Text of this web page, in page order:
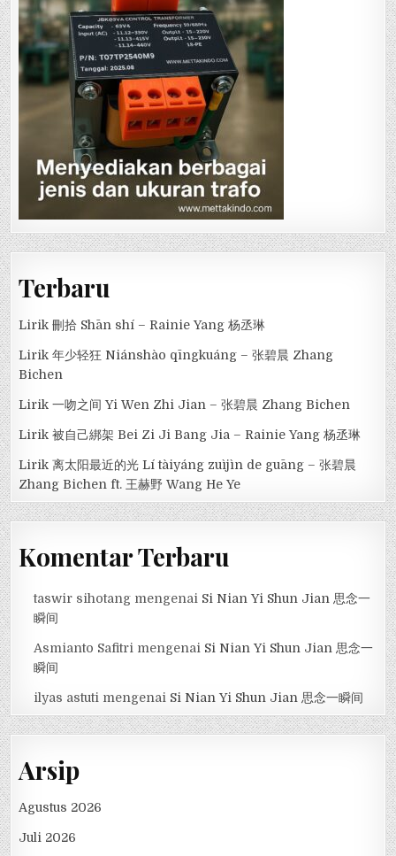
Terbaru
Lirik 刪拾 Shān shí – Rainie Yang 杨丞琳
Lirik 年少轻狂 Niánshào qīngkuáng – 张碧晨 Zhang
Bichen
Lirik 一吻之间 Yi Wen Zhi Jian – 张碧晨 Zhang Bichen
Lirik 被自己綁架 Bei Zi Ji Bang Jia – Rainie Yang 杨丞琳
Lirik 离太阳最近的光 Lí tàiyáng zuìjìn de guāng – 张碧晨
Zhang Bichen ft. 王赫野 Wang He Ye
Komentar Terbaru
taswir sihotang mengenai Si Nian Yi Shun Jian 思念一
瞬间
Asmianto Safitri mengenai Si Nian Yi Shun Jian 思念一
瞬间
ilyas astuti mengenai Si Nian Yi Shun Jian 思念一瞬间
Arsip
Agustus 2026
Juli 2026